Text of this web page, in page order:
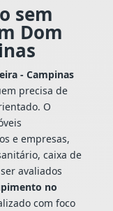
sem
Dom
- Campinas
precisa de
O
e empresas,
caixa de
avaliados
no
com foco